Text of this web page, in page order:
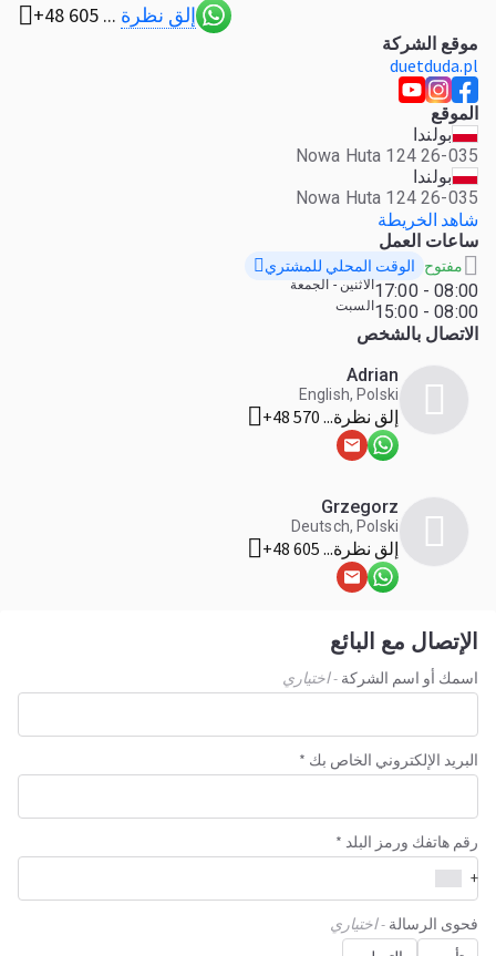
+48 605 ... إلق نظرة
موقع الشركة
duetduda.pl
الموقع
بولندا
26-035 Nowa Huta 124
بولندا
26-035 Nowa Huta 124
شاهد الخريطة
ساعات العمل
مفتوح الوقت المحلي للمشتري
08:00 - 17:00 الاثنين - الجمعة
08:00 - 15:00 السبت
الاتصال بالشخص
Adrian
English, Polski
+48 570 ...إلق نظرة
Grzegorz
Deutsch, Polski
+48 605 ...إلق نظرة
الإتصال مع البائع
اسمك أو اسم الشركة - اختياري
البريد الإلكتروني الخاص بك *
رقم هاتفك ورمز البلد *
+
فحوى الرسالة - اختياري